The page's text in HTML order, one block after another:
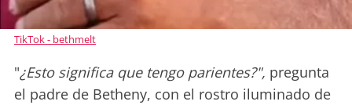
TikTok - bethmelt
"¿Esto significa que tengo parientes?", pregunta
el padre de Betheny, con el rostro iluminado de